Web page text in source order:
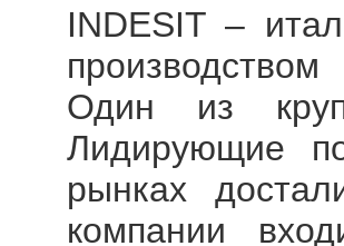
INDESIT –
Один из
Лидирующие
рынках
компании